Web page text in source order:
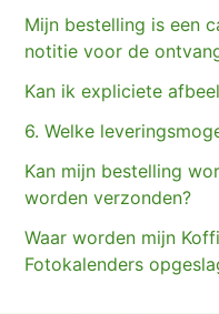
Mijn bestelling is een
notitie voor de
Kan ik expliciete
6. Welke
Kan mijn bestelling
worden verzonden?
Waar worden mijn
Fotokalenders